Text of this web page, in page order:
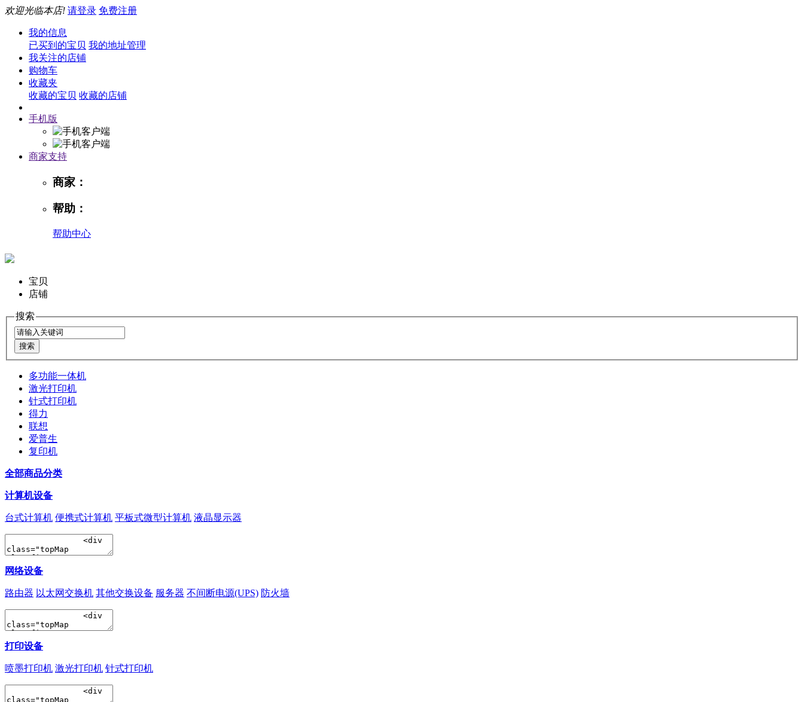
欢迎光临本店! 请登录 免费注册
我的信息
已买到的宝贝 我的地址管理
我关注的店铺
购物车
收藏夹
收藏的宝贝 收藏的店铺
手机版
商家支持
商家：
帮助：
帮助中心
宝贝
店铺
搜索
多功能一体机
激光打印机
针式打印机
得力
联想
爱普生
复印机
全部商品分类
计算机设备
台式计算机 便携式计算机 平板式微型计算机 液晶显示器
网络设备
路由器 以太网交换机 其他交换设备 服务器 不间断电源(UPS) 防火墙
打印设备
喷墨打印机 激光打印机 针式打印机